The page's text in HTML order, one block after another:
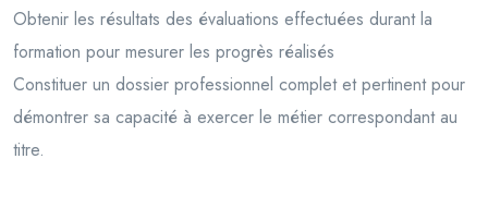
Obtenir les résultats des évaluations effectuées durant la
formation pour mesurer les progrès réalisés
Constituer un dossier professionnel complet et pertinent pour
démontrer sa capacité à exercer le métier correspondant au
titre.